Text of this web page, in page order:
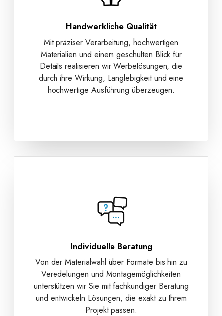
Handwerkliche Qualität
Mit präziser Verarbeitung, hochwertigen
Materialien und einem geschulten Blick für
Details realisieren wir Werbelösungen, die
durch ihre Wirkung, Langlebigkeit und eine
hochwertige Ausführung überzeugen.
Individuelle Beratung
Von der Materialwahl über Formate bis hin zu
Veredelungen und Montagemöglichkeiten
unterstützen wir Sie mit fachkundiger Beratung
und entwickeln Lösungen, die exakt zu Ihrem
Projekt passen.